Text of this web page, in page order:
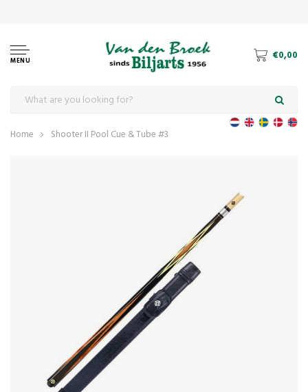
MENU €0,00
Home Shooter II Pool Cue & Tube #3